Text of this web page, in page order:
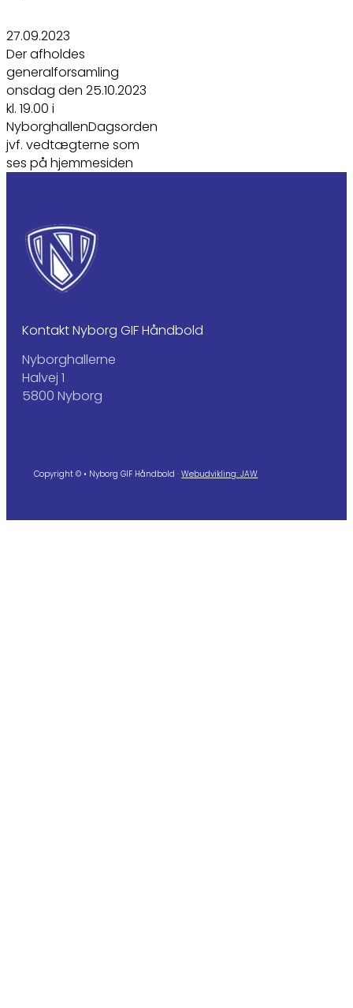
27.09.2023
Der afholdes
generalforsamling
onsdag den 25.10.2023
kl. 19.00 i
NyborghallenDagsorden
jvf. vedtægterne som
ses på hjemmesiden
Kontakt Nyborg GIF Håndbold
Nyborghallerne
Halvej 1
5800 Nyborg
Copyright © • Nyborg GIF Håndbold ·Webudvikling: JAW